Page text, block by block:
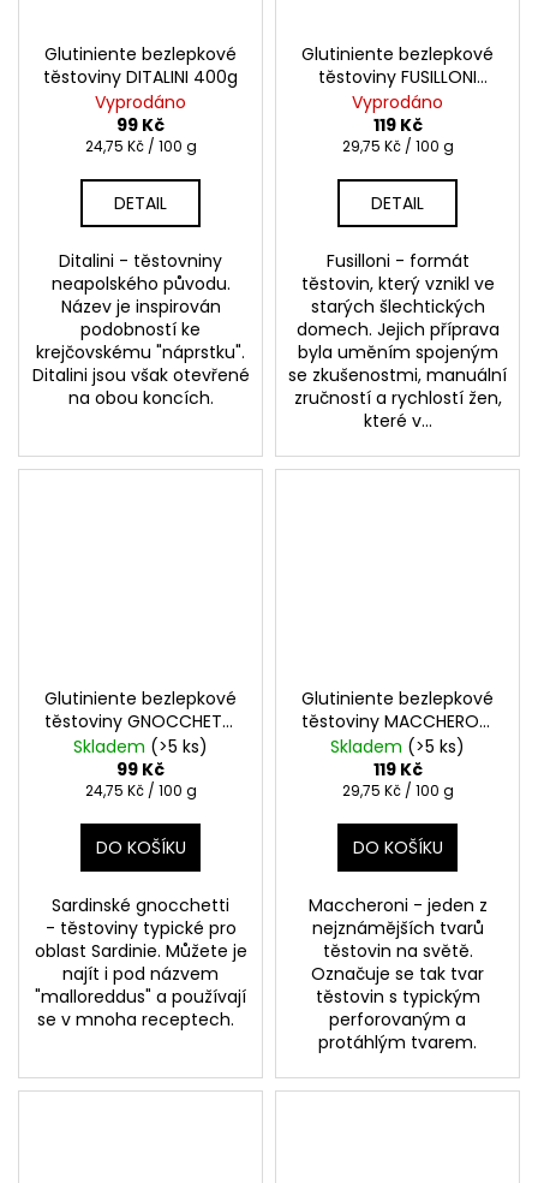
Glutiniente bezlepkové
těstoviny DITALINI 400g
Vyprodáno
99 Kč
Měrná
24,75 Kč / 100 g
DETAIL
Ditalini - těstovniny
neapolského původu.
Název je inspirován
podobností ke
krejčovskému "náprstku".
Ditalini jsou však otevřené
na obou koncích.
Glutiniente bezlepkové
těstoviny FUSILLONI
400g
Vyprodáno
119 Kč
Měrná
29,75 Kč / 100 g
DETAIL
Fusilloni - formát
těstovin, který vznikl ve
starých šlechtických
domech. Jejich příprava
byla uměním spojeným
se zkušenostmi, manuální
zručností a rychlostí žen,
které v...
Glutiniente bezlepkové
těstoviny GNOCCHETTI
400g
Skladem (>5 ks)
99 Kč
Měrná
24,75 Kč / 100 g
DO KOŠÍKU
Sardinské gnocchetti
- těstoviny typické pro
oblast Sardinie. Můžete je
najít i pod názvem
"malloreddus" a používají
se v mnoha receptech.
Glutiniente bezlepkové
těstoviny MACCHERONI
RIGATI INTERNI 400g
Skladem (>5 ks)
119 Kč
Měrná
29,75 Kč / 100 g
DO KOŠÍKU
Maccheroni - jeden z
nejznámějších tvarů
těstovin na světě.
Označuje se tak tvar
těstovin s typickým
perforovaným a
protáhlým tvarem.